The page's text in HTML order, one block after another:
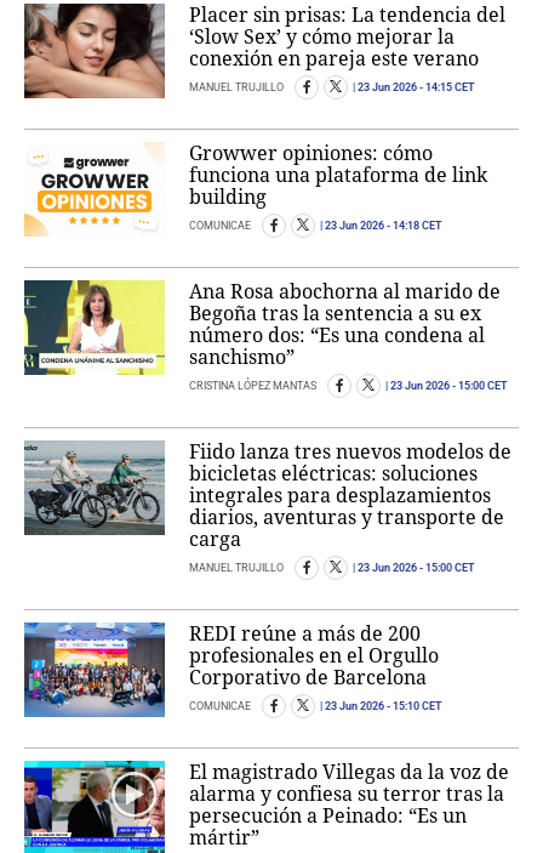
Placer sin prisas: La tendencia del
‘Slow Sex’ y cómo mejorar la
conexión en pareja este verano
MANUEL TRUJILLO 23 Jun 2026 - 14:15 CET
Growwer opiniones: cómo
funciona una plataforma de link
building
COMUNICAE 23 Jun 2026 - 14:18 CET
Ana Rosa abochorna al marido de
Begoña tras la sentencia a su ex
número dos: “Es una condena al
sanchismo”
CRISTINA LÓPEZ MANTAS 23 Jun 2026 - 15:00 CET
Fiido lanza tres nuevos modelos de
bicicletas eléctricas: soluciones
integrales para desplazamientos
diarios, aventuras y transporte de
carga
MANUEL TRUJILLO 23 Jun 2026 - 15:00 CET
REDI reúne a más de 200
profesionales en el Orgullo
Corporativo de Barcelona
COMUNICAE 23 Jun 2026 - 15:10 CET
El magistrado Villegas da la voz de
alarma y confiesa su terror tras la
persecución a Peinado: “Es un
mártir”